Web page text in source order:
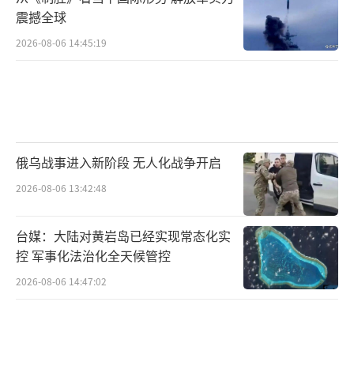
震撼全球
2026-08-06 14:45:19
俄乌战事进入新阶段 无人化战争开启
2026-08-06 13:42:48
台媒：大陆对黄岩岛已经实现常态化实
控 军事化法治化全天候管控
2026-08-06 14:47:02